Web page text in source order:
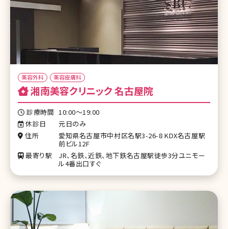
美容外科 美容皮膚科
湘南美容クリニック 名古屋院
診療時間 10:00～19:00
休診日
元日のみ
住所
愛知県名古屋市中村区名駅3-26-8 KDX名古屋駅
前ビル12F
最寄り駅
JR、名鉄、近鉄、地下鉄名古屋駅徒歩3分ユニモー
ル4番出口すぐ